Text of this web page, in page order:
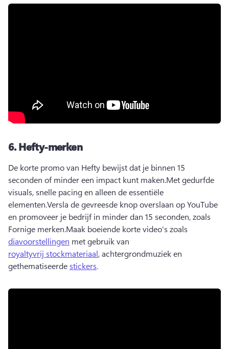
6.Hefty-merken
De korte promo van Hefty bewijst dat je binnen 15
seconden of minder een impact kunt maken.Met gedurfde
visuals, snelle pacing en alleen de essentiële
elementen.Versla de gevreesde knop overslaan op YouTube
en promoveer je bedrijf in minder dan 15 seconden, zoals
Fornige merken.Maak boeiende korte video's zoals
diavoorstellingen met gebruik van
royaltyvrij stockmateriaal, achtergrondmuziek en
gethematiseerde stickers.